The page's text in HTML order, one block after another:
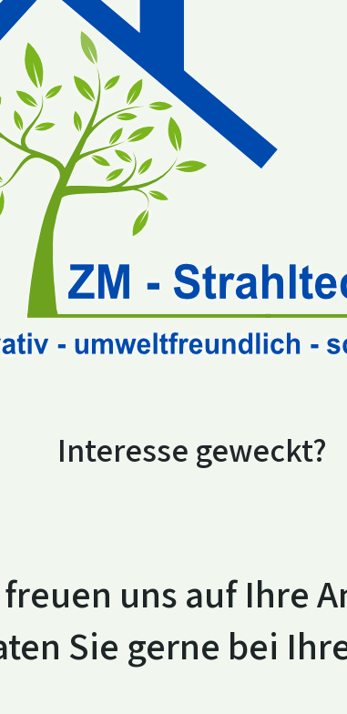
Interesse geweckt?
uns auf Ihre
Sie gerne bei